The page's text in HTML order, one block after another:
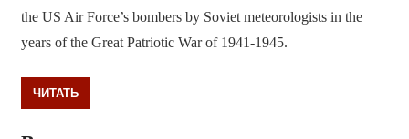
the US Air Force’s bombers by Soviet meteorologists in the
years of the Great Patriotic War of 1941-1945.
ЧИТАТЬ